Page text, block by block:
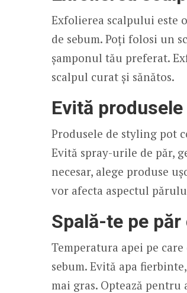
Exfolierea scalpului este
de sebum. Poți folosi un
șamponul tău preferat.
scalpul curat și sănătos.
Evită
Produsele de styling pot
Evită spray-urile de păr,
necesar, alege produse
vor afecta aspectul
Spală-te pe
Temperatura apei pe
sebum. Evită apa
mai gras. Optează